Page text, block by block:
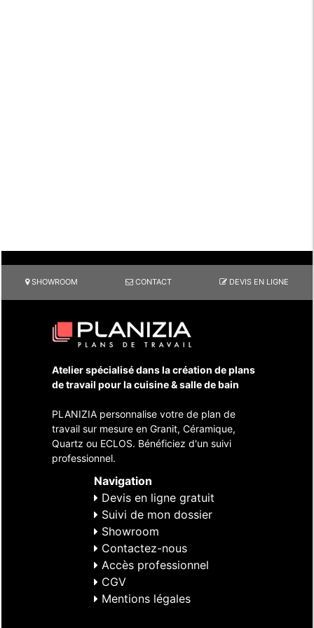
SHOWROOM CONTACT DEVIS EN LIGNE
Atelier spécialisé dans la création de plans
de travail pour la cuisine & salle de bain
PLANIZIA personnalise votre de plan de
travail sur mesure en Granit, Céramique,
Quartz ou ECLOS. Bénéficiez d'un suivi
professionnel.
Navigation
Devis en ligne gratuit
Suivi de mon dossier
Showroom
Contactez-nous
Accès professionnel
CGV
Mentions légales